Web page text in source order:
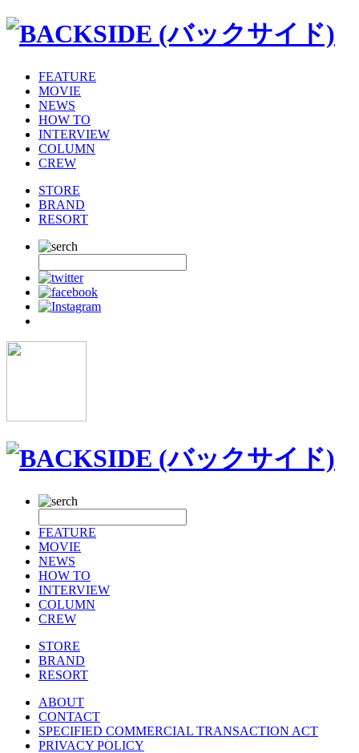
FEATURE
MOVIE
NEWS
HOW TO
INTERVIEW
COLUMN
CREW
STORE
BRAND
RESORT
FEATURE
MOVIE
NEWS
HOW TO
INTERVIEW
COLUMN
CREW
STORE
BRAND
RESORT
ABOUT
CONTACT
SPECIFIED COMMERCIAL TRANSACTION ACT
PRIVACY POLICY